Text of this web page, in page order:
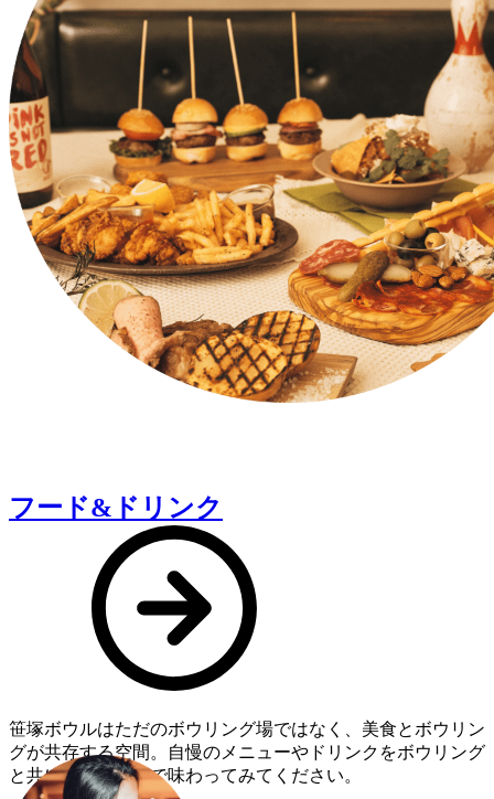
フード&ドリンク
笹塚ボウルはただのボウリング場ではなく、美食とボウリン
グが共存する空間。自慢のメニューやドリンクをボウリング
と共に、心ゆくまで味わってみてください。